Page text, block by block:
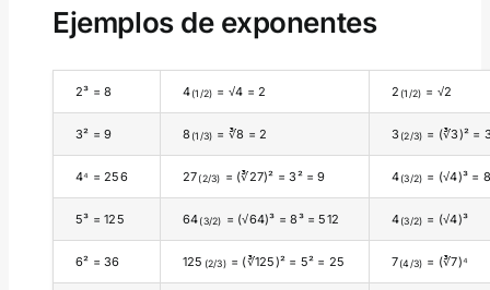
Ejemplos de exponentes
2³ = 8 4(1/2) = √4 = 2 2 (1/2) = √2
3² = 9 8 (1/3) = ∛8 = 2 3 (2/3) = (∛3)² =
4⁴ = 256 27(2/3) = (∛27)² = 3² = 9 4(3/2) = (√4)³ =
5³ = 125 64(3/2) = (√64)³ = 8³ = 512 4(3/2) = (√4)³
6² = 36 125 (2/3) = (∛125)² = 5² = 25 7(4/3) = (∛7)⁴